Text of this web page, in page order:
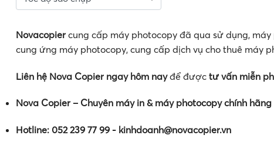
Novacopier cung cấp máy photocopy đã qua sử dụng,
cung ứng máy photocopy, cung cấp dịch vụ cho thuê máy
Liên hệ Nova Copier ngay hôm nayđể được tư vấn miễn
Nova Copier – Chuyên máy in & máy photocopy chính hãng
Hotline: 052 239 77 99 - kinhdoanh@novacopier.vn